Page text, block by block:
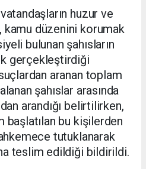
huzur ve
kamu düzenini korumak
bulunan şahısların
gerçekleştirdiği
aranan toplam
şahıslar arasında
arandığı belirtilirken,
başlatılan bu kişilerden
tutuklanarak
teslim edildiği bildirildi.